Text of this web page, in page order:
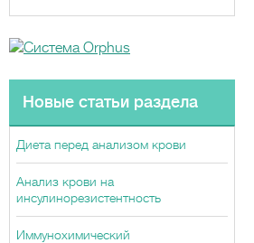
Новые статьи раздела
Диета перед анализом крови
Анализ крови на
инсулинорезистентность
Иммунохимический